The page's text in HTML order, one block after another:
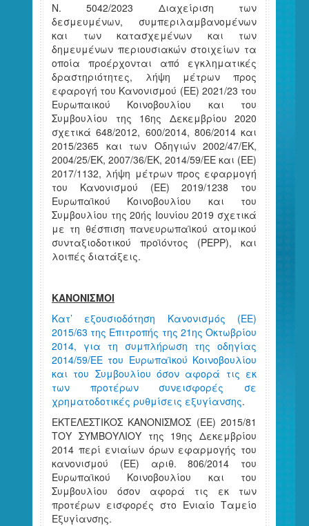
Ν. 5042/2023 Διαχείριση των
δεσμευμένων, συμπεριλαμβανομένων
και των κατασχεμένων και των
δημευμένων περιουσιακών στοιχείων τα
οποία προέρχονται από εγκληματικές
δραστηριότητες, λήψη μέτρων προς
εφαρογή του Κανονισμού (ΕΕ) 2021/23 του
Ευρωπαικού Κοινοβουλίου και του
Συμβουλίου της 16ης Δεκεμβρίου 2020
σχετικά 648/2012, 600/2014, 806/2014 και
2015/2365 και των Οδηγιών 2002/47/ΕΚ,
2004/25/ΕΚ, 2007/36/ΕΚ, 2014/59/ΕΕ και (ΕΕ)
2017/1132, λήψη μέτρων προς εφαρμογή
του Κανονισμού (ΕΕ) 2019/1238 του
Ευρωπαϊκού Κοινοβουλίου και του
Συμβουλίου της 20ής Ιουνίου 2019 σχετικά
με τη θέσπιση πανευρωπαϊκού ατομικού
συνταξιοδοτικού προϊόντος (PEPP), και
λοιπές διατάξεις.
ΚΑΝΟΝΙΣΜΟΙ
Κατ’ εξουσιοδότηση Κανονισμός (ΕΕ)
2015/63 της Επιτροπής της 21ης Οκτωβρίου
2014, για τη συμπλήρωση της οδηγίας
2014/59/ΕΕ του Ευρωπαϊκού Κοινοβουλίου
και του Συμβουλίου όσον αφορά τις εκ
των προτέρων συνεισφορές σε
χρηματοδοτικές ρυθμίσεις εξυγίανσης.
ΕΚΤΕΛΕΣΤΙΚΟΣ ΚΑΝΟΝΙΣΜΟΣ (ΕΕ) 2015/81
ΤΟΥ ΣΥΜΒΟΥΛΙΟΥ της 19ης Δεκεμβρίου
2014 περί ενιαίων όρων εφαρμογής του
κανονισμού (ΕΕ) αριθ. 806/2014 του
Ευρωπαϊκού Κοινοβουλίου και του
Συμβουλίου όσον αφορά τις εκ των
προτέρων εισφορές στο Ενιαίο Ταμείο
Εξυγίανσης.